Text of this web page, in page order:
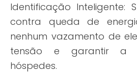
Identificação Inteligente:
contra queda de
nenhum vazamento de
tensão e garantir a
hóspedes.